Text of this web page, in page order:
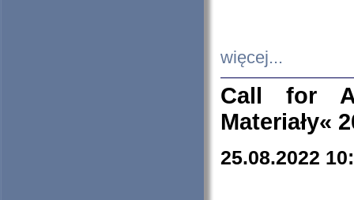
więcej...
Call for
Materiały«
25.08.2022